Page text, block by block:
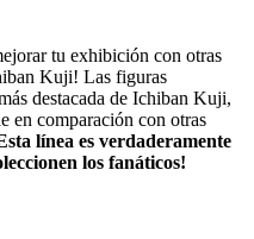
tu exhibición con otras
Kuji! Las figuras
destacada de Ichiban Kuji,
en comparación con otras
línea es verdaderamente
los fanáticos!